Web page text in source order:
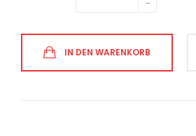
IN DEN WARENKORB